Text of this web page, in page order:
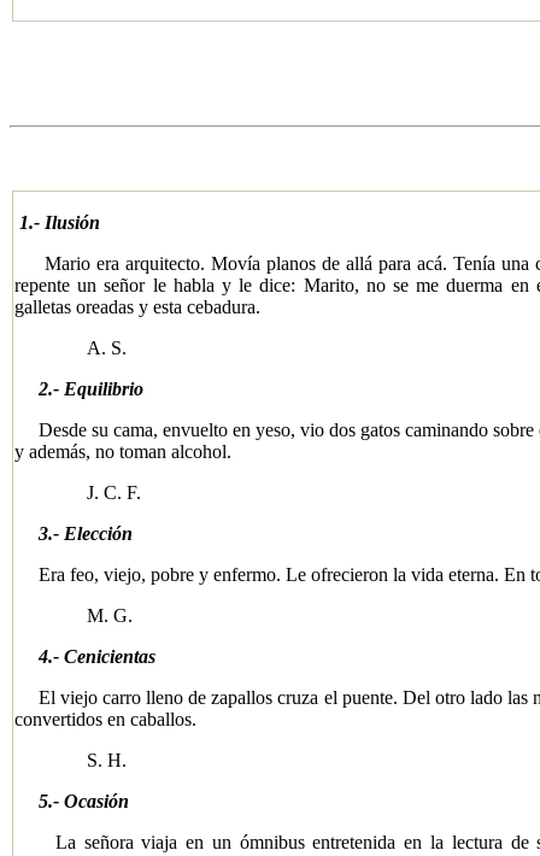
1.- Ilusión
Mario era arquitecto. Movía planos de allá para acá. Tenía una
repente un señor le habla y le dice: Marito, no se me duerma en
galletas oreadas y esta cebadura.
A. S.
2.- Equilibrio​
Desde su cama, envuelto en yeso, vio dos gatos caminando
y además, no toman alcohol.
J. C. F.
3.- Elección
Era feo, viejo, pobre y enfermo. Le ofrecieron la vida eterna. En
M. G.
4.- Cenicientas
​El viejo carro lleno de zapallos cruza el puente. Del otro lado las
convertidos en caballos.
S. H.
5.- Ocasión
La señora viaja en un ómnibus entretenida en la lectura de